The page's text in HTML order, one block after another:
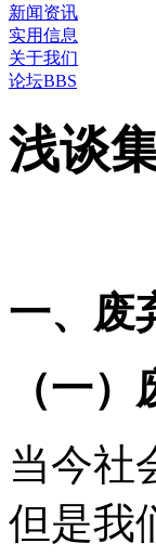
新闻资讯
实用信息
关于我们
论坛BBS
浅谈
一、废
（一
当今社
但是我